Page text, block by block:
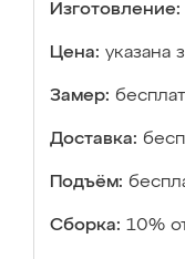
Изготовление:
Цена: указана
Замер:
Доставка:
Подъём:
Сборка: 10%